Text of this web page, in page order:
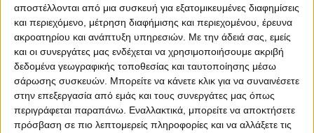
αποστέλλονται από μια συσκευή για εξατομικευμένες διαφημίσεις
και περιεχόμενο, μέτρηση διαφήμισης και περιεχομένου, έρευνα
ακροατηρίου και ανάπτυξη υπηρεσιών. Με την άδειά σας, εμείς
και οι συνεργάτες μας ενδέχεται να χρησιμοποιήσουμε ακριβή
δεδομένα γεωγραφικής τοποθεσίας και ταυτοποίησης μέσω
σάρωσης συσκευών. Μπορείτε να κάνετε κλικ για να συναινέσετε
στην επεξεργασία από εμάς και τους συνεργάτες μας όπως
περιγράφεται παραπάνω. Εναλλακτικά, μπορείτε να αποκτήσετε
πρόσβαση σε πιο λεπτομερείς πληροφορίες και να αλλάξετε τις
Designed & developed byporcupine colors&Fotis Alexandrou